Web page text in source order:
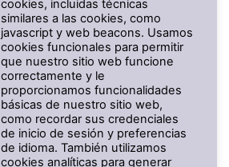
cookies, incluidas técnicas
similares a las cookies, como
javascript y web beacons. Usamos
cookies funcionales para permitir
que nuestro sitio web funcione
correctamente y le
proporcionamos funcionalidades
básicas de nuestro sitio web,
como recordar sus credenciales
de inicio de sesión y preferencias
de idioma. También utilizamos
cookies analíticas para generar